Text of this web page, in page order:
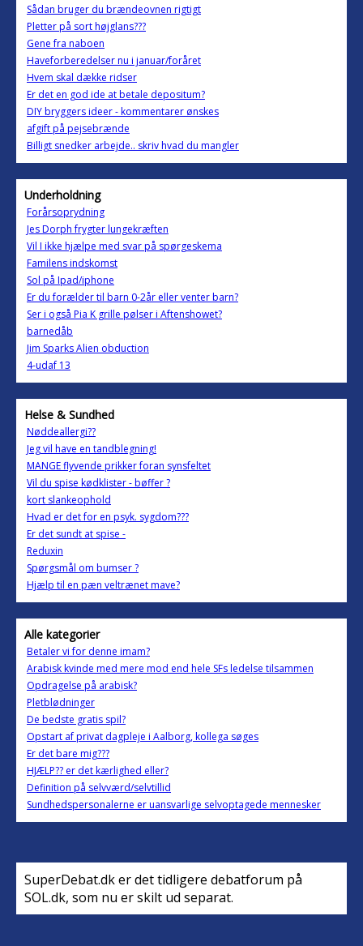
Sådan bruger du brændeovnen rigtigt
Pletter på sort højglans???
Gene fra naboen
Haveforberedelser nu i januar/foråret
Hvem skal dække ridser
Er det en god ide at betale depositum?
DIY bryggers ideer - kommentarer ønskes
afgift på pejsebrænde
Billigt snedker arbejde.. skriv hvad du mangler
Underholdning
Forårsoprydning
Jes Dorph frygter lungekræften
Vil I ikke hjælpe med svar på spørgeskema
Familens indskomst
Sol på Ipad/iphone
Er du forælder til barn 0-2år eller venter barn?
Ser i også Pia K grille pølser i Aftenshowet?
barnedåb
Jim Sparks Alien obduction
4-udaf 13
Helse & Sundhed
Nøddeallergi??
Jeg vil have en tandblegning!
MANGE flyvende prikker foran synsfeltet
Vil du spise kødklister - bøffer ?
kort slankeophold
Hvad er det for en psyk. sygdom???
Er det sundt at spise -
Reduxin
Spørgsmål om bumser ?
Hjælp til en pæn veltrænet mave?
Alle kategorier
Betaler vi for denne imam?
Arabisk kvinde med mere mod end hele SFs ledelse tilsammen
Opdragelse på arabisk?
Pletblødninger
De bedste gratis spil?
Opstart af privat dagpleje i Aalborg, kollega søges
Er det bare mig???
HJÆLP?? er det kærlighed eller?
Definition på selvværd/selvtillid
Sundhedspersonalerne er uansvarlige selvoptagede mennesker
SuperDebat.dk er det tidligere debatforum på
SOL.dk, som nu er skilt ud separat.